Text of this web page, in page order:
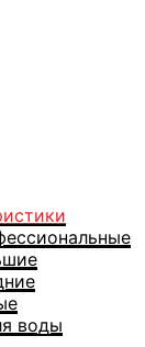
воды